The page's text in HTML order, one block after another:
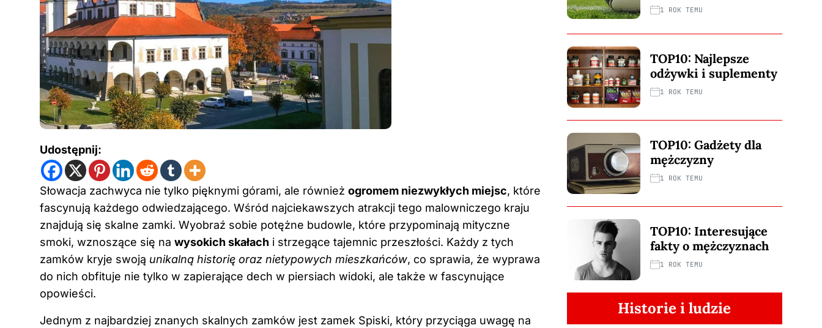
Udostępnij:
Słowacja zachwyca nie tylko pięknymi górami, ale również ogromem niezwykłych miejsc, które
fascynują każdego odwiedzającego. Wśród najciekawszych atrakcji tego malowniczego kraju
znajdują się skalne zamki. Wyobraź sobie potężne budowle, które przypominają mityczne
smoki, wznoszące się na wysokich skałach i strzegące tajemnic przeszłości. Każdy z tych
zamków kryje swoją unikalną historię oraz nietypowych mieszkańców, co sprawia, że wyprawa
do nich obfituje nie tylko w zapierające dech w piersiach widoki, ale także w fascynujące
opowieści.
Jednym z najbardziej znanych skalnych zamków jest zamek Spiski, który przyciąga uwagę na
1 ROK TEMU
TOP10: Najlepsze
odżywki i suplementy
1 ROK TEMU
TOP10: Gadżety dla
mężczyzny
1 ROK TEMU
TOP10: Interesujące
fakty o mężczyznach
1 ROK TEMU
Historie i ludzie